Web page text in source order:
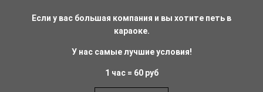
Если у вас большая компания и вы хотите петь в
караоке.
У нас самые лучшие условия!
1 час = 60 руб